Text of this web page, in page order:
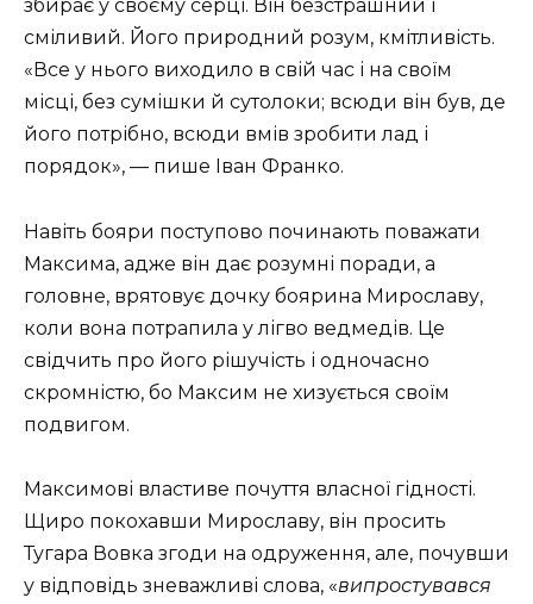
збирає у своєму серці. Він безстрашний і
сміливий. Його природний розум, кмітливість.
«Все у нього виходило в свій час і на своїм
місці, без сумішки й сутолоки; всюди він був, де
його потрібно, всюди вмів зробити лад і
порядок», — пише Іван Франко.
Навіть бояри поступово починають поважати
Максима, адже він дає розумні поради, а
головне, врятовує дочку боярина Мирославу,
коли вона потрапила у лігво ведмедів. Це
свідчить про його рішучість і одночасно
скромністю, бо Максим не хизується своїм
подвигом.
Максимові властиве почуття власної гідності.
Щиро покохавши Мирославу, він просить
Тугара Вовка згоди на одруження, але, почувши
у відповідь зневажливі слова, «випростувався